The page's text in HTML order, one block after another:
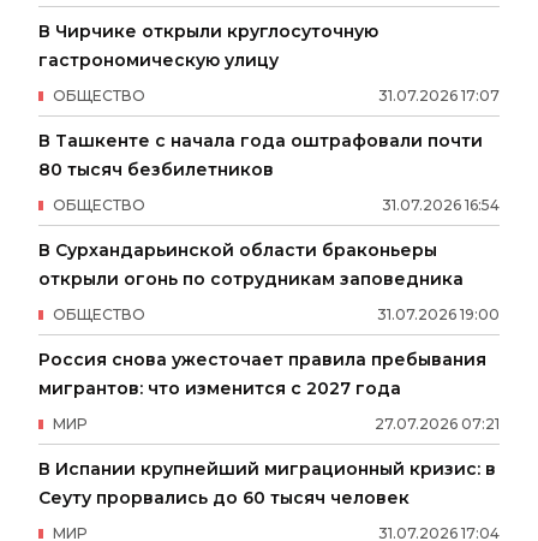
В Чирчике открыли круглосуточную
гастрономическую улицу
31.07.2026 17:07
ОБЩЕСТВО
В Ташкенте с начала года оштрафовали почти
80 тысяч безбилетников
31.07.2026 16:54
ОБЩЕСТВО
В Сурхандарьинской области браконьеры
открыли огонь по сотрудникам заповедника
31.07.2026 19:00
ОБЩЕСТВО
Россия снова ужесточает правила пребывания
мигрантов: что изменится с 2027 года
27.07.2026 07:21
МИР
В Испании крупнейший миграционный кризис: в
Сеуту прорвались до 60 тысяч человек
31.07.2026 17:04
МИР